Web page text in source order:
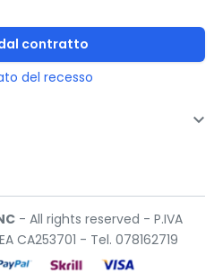
contratto
del recesso

- All rights reserved - P.IVA
CA253701 - Tel. 078162719